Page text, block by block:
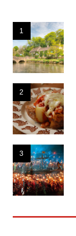
1
2
3